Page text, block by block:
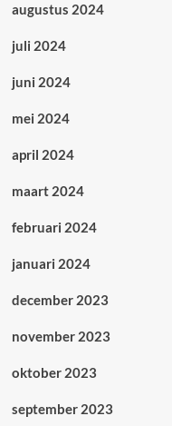
augustus 2024
juli 2024
juni 2024
mei 2024
april 2024
maart 2024
februari 2024
januari 2024
december 2023
november 2023
oktober 2023
september 2023